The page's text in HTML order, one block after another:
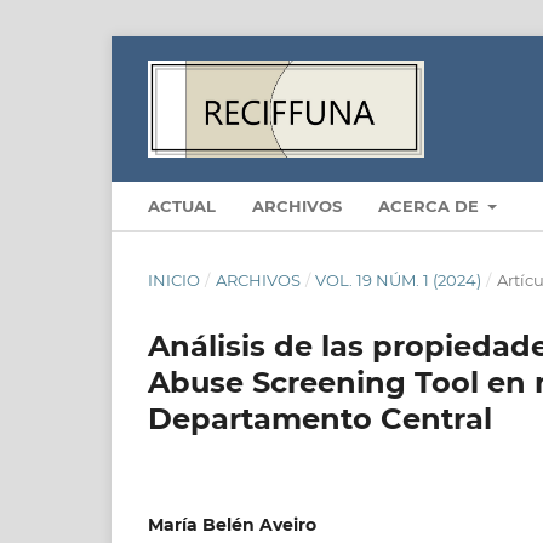
ACTUAL ARCHIVOS ACERCA DE
INICIO / ARCHIVOS / VOL. 19 NÚM. 1 (2024) /
Análisis de las
Abuse Screening Tool
Departamento Central
María Belén Aveiro